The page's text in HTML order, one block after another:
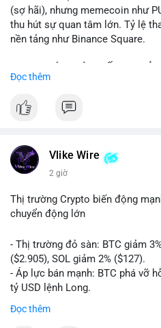
(sợ hãi), nhưng memecoin như
thu hút sự quan tâm lớn. Tỷ lệ
nền tảng như Binance Square.
CASHCAT, SUI, TAO xuất hiện
hấp dẫn. Bàn tán về SPCX và
SAGA", "short SPCX", và "đã
đăng Binance Square). Tin tức
BNB Smart Chain.
Sợ hãi do chỉ số thấp nhưng xu
tích cực (BTC ETF, SKR) tạo áp
SPCX và SAGA vẫn cao. Cần
"short" theo chiến lược cá nhân.
📊 Nguồn: Radar Tâm Lý Thị
Đọc thêm
Vlike Wire
2 giờ
Thị trường Crypto biến động
chuyển động lớn
- Thị trường đỏ sàn: BTC giảm
($2.905), SOL giảm 2% ($127).
- Áp lực bán mạnh: BTC phá vỡ
tỷ USD lệnh Long.
- Tin tức quan trọng: Trump
cổ đông vào tháng 2.
Đọc thêm